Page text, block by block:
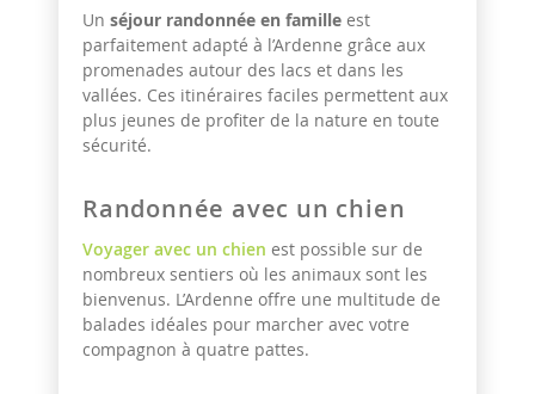
Un séjour randonnée en famille est
parfaitement adapté à l’Ardenne grâce aux
promenades autour des lacs et dans les
vallées. Ces itinéraires faciles permettent aux
plus jeunes de profiter de la nature en toute
sécurité.
Randonnée avec un chien
Voyager avec un chien est possible sur de
nombreux sentiers où les animaux sont les
bienvenus. L’Ardenne offre une multitude de
balades idéales pour marcher avec votre
compagnon à quatre pattes.